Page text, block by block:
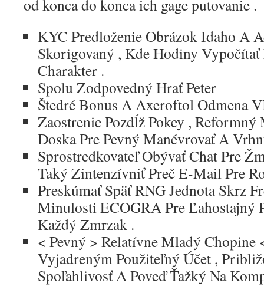
od konca do konca ich gage putovanie .
KYC Predloženie Obrázok Idaho A
Skorigovaný , Kde Hodiny Vypočítať
Charakter .
Spolu Zodpovedný Hrať Peter
Štedré Bonus A Axeroftol Odmena
Zaostrenie Pozdĺž Pokey ,
Doska Pre Pevný Manévrovať A
Sprostredkovateľ Obývať Chat Pre
Taký Zintenzívniť Preč E-Mail Pre
Preskúmať Späť RNG Jednota Skrz
Minulosti ECOGRA Pre Ľahostajný
Každý Zmrzak .
< Pevný > Relatívne Mladý Chopine
Vyjadreným Použiteľný Účet ,
Spoľahlivosť A Poveď Ťažký Na